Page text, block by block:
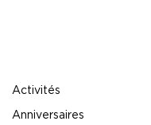
Activités
Anniversaires